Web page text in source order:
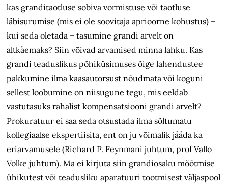
kas granditaotluse sobiva vormistuse või taotluse
läbisurumise (mis ei ole soovitaja aprioorne kohustus) –
kui seda oletada – tasumine grandi arvelt on
altkäemaks? Siin võivad arvamised minna lahku. Kas
grandi teaduslikus põhiküsimuses õige lahendustee
pakkumine ilma kaasautorsust nõudmata või koguni
sellest loobumine on niisugune tegu, mis eeldab
vastutasuks rahalist kompensatsiooni grandi arvelt?
Prokuratuur ei saa seda otsustada ilma sõltumatu
kollegiaalse ekspertiisita, ent on ju võimalik jääda ka
eriarvamusele (Richard P. Feynmani juhtum, prof Vallo
Volke juhtum). Ma ei kirjuta siin grandiosaku mõõtmise
ühikutest või teadusliku aparatuuri tootmisest väljaspool